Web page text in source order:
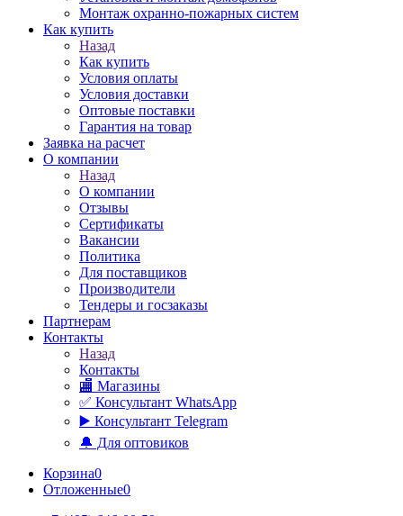
Монтаж охранно-пожарных систем
Как купить
Назад
Как купить
Условия оплаты
Условия доставки
Оптовые поставки
Гарантия на товар
Заявка на расчет
О компании
Назад
О компании
Отзывы
Сертификаты
Вакансии
Политика
Для поставщиков
Производители
Тендеры и госзаказы
Партнерам
Контакты
Назад
Контакты
🏬 Магазины
✅️ Консультант WhatsApp
▶️ Консультант Telegram
🔔 Для оптовиков
Корзина0
Отложенные0